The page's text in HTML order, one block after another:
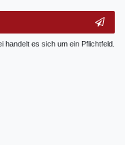
handelt es sich um ein Pflichtfeld.